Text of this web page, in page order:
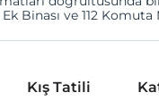
Binası ve 112
Kış Tatili